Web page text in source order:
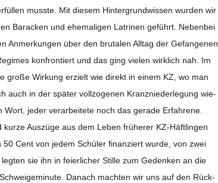
musste. Mit die­sem Hin­ter­grund­wis­sen wur­den wir
Bara­cken und ehe­ma­li­gen Latri­nen geführt. Neben­bei
Anmer­kun­gen über den bru­ta­len All­tag der Gefan­ge­nen.
kon­fron­tiert und das ging vie­len wirk­lich nah. Im
große Wir­kung erzielt wie direkt in einem KZ, wo man
auch in der spä­ter voll­zo­ge­nen Kranz­nie­der­le­gung wie­
jeder ver­ar­bei­tete noch das gerade Erfah­rene.
Aus­züge aus dem Leben frü­he­rer KZ-Häf­t­­lin­­gen
Cent von jedem Schü­ler finan­ziert wurde, von zwei
sie ihn in fei­er­li­cher Stille zum Geden­ken an die
Danach mach­ten wir uns auf den Rück­